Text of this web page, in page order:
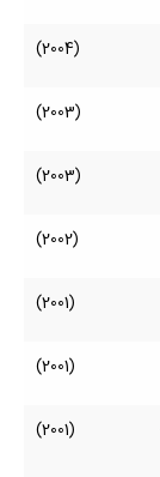
(2004)
(2003)
(2003)
(2002)
(2001)
(2001)
(2001)